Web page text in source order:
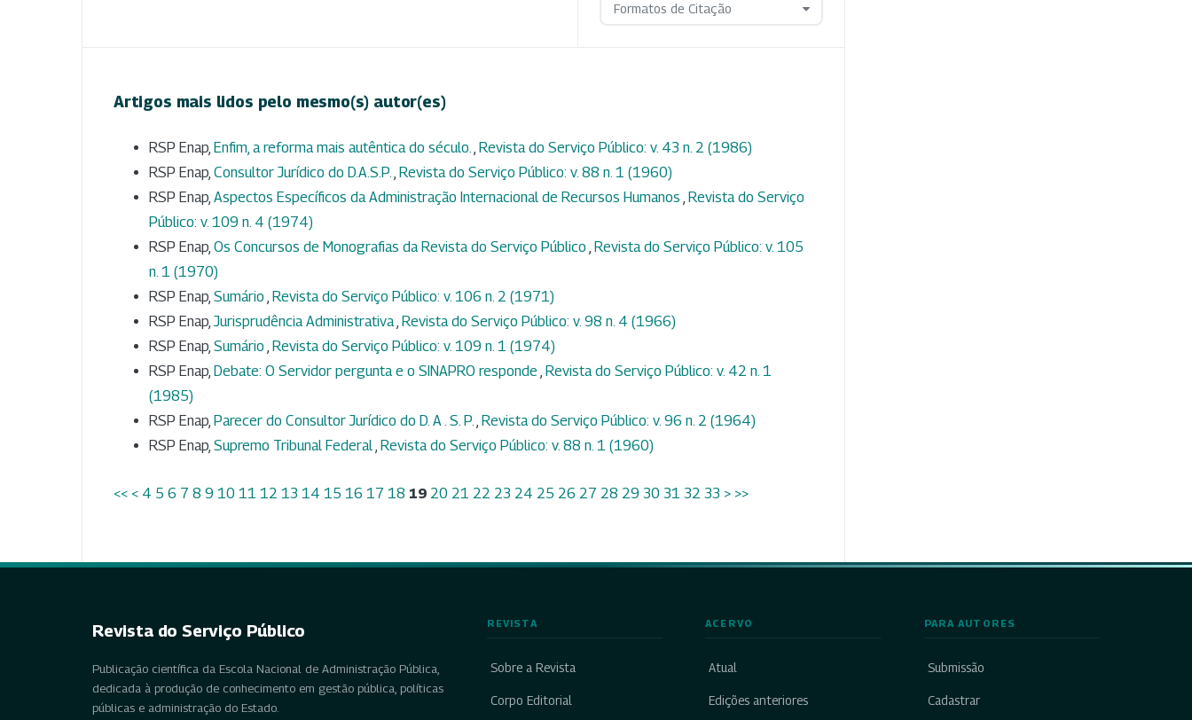
Formatos de Citação
Artigos mais lidos pelo mesmo(s) autor(es)
RSP Enap, Enfim, a reforma mais autêntica do século., Revista do Serviço Público: v. 43 n. 2 (1986)
RSP Enap, Consultor Jurídico do D.A.S.P., Revista do Serviço Público: v. 88 n. 1 (1960)
RSP Enap, Aspectos Específicos da Administração Internacional de Recursos Humanos , Revista do Serviço
Público: v. 109 n. 4 (1974)
RSP Enap, Os Concursos de Monografias da Revista do Serviço Público , Revista do Serviço Público: v. 105
n. 1 (1970)
RSP Enap, Sumário , Revista do Serviço Público: v. 106 n. 2 (1971)
RSP Enap,Jurisprudência Administrativa, Revista do Serviço Público: v. 98 n. 4 (1966)
RSP Enap, Sumário , Revista do Serviço Público: v. 109 n. 1 (1974)
RSP Enap, Debate: O Servidor pergunta e o SINAPRO responde , Revista do Serviço Público: v. 42 n. 1
(1985)
RSP Enap, Parecer do Consultor Jurídico do D. A . S. P., Revista do Serviço Público: v. 96 n. 2 (1964)
RSP Enap, Supremo Tribunal Federal, Revista do Serviço Público: v. 88 n. 1 (1960)
<< < 4 5 6 7 8 9 10 11 12 13 14 15 16 17 18 19 20 21 22 23 24 25 26 27 28 29 30 31 32 33 > >>
Revista do Serviço Público
Publicação científica da Escola Nacional de Administração Pública,
dedicada à produção de conhecimento em gestão pública, políticas
públicas e administração do Estado.
REVISTA
Sobre a Revista
Corpo Editorial
ACERVO
Atual
Edições anteriores
PARA AUTORES
Submissão
Cadastrar